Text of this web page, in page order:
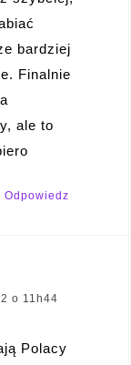
bardziej
Finalnie
ale to
Odpowiedz
o 11h44
Polacy